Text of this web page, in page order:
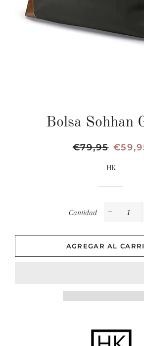
Bolsa Sohhan
Precio
€79,95 Precio
oferta
HK
Cantidad
AGREGAR AL